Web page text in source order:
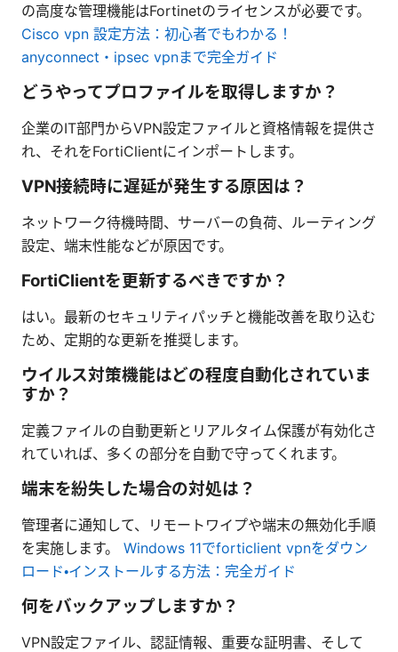
の高度な管理機能はFortinetのライセンスが必要です。
Cisco vpn 設定方法：初心者でもわかる！
anyconnect・ipsec vpnまで完全ガイド
どうやってプロファイルを取得しますか？
企業のIT部門からVPN設定ファイルと資格情報を提供さ
れ、それをFortiClientにインポートします。
VPN接続時に遅延が発生する原因は？
ネットワーク待機時間、サーバーの負荷、ルーティング
設定、端末性能などが原因です。
FortiClientを更新するべきですか？
はい。最新のセキュリティパッチと機能改善を取り込む
ため、定期的な更新を推奨します。
ウイルス対策機能はどの程度自動化されていま
すか？
定義ファイルの自動更新とリアルタイム保護が有効化さ
れていれば、多くの部分を自動で守ってくれます。
端末を紛失した場合の対処は？
管理者に通知して、リモートワイプや端末の無効化手順
を実施します。 Windows 11でforticlient vpnをダウン
ロード・インストールする方法：完全ガイド
何をバックアップしますか？
VPN設定ファイル、認証情報、重要な証明書、そして